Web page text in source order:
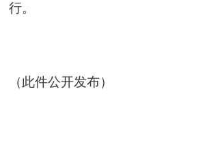
行。
（此件公开发布）